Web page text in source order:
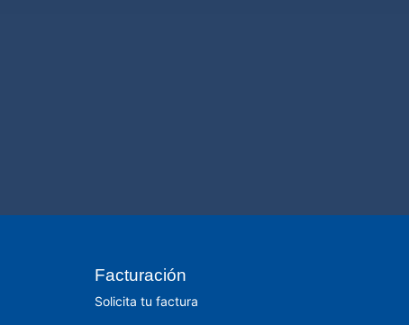
Facturación
Solicita tu factura